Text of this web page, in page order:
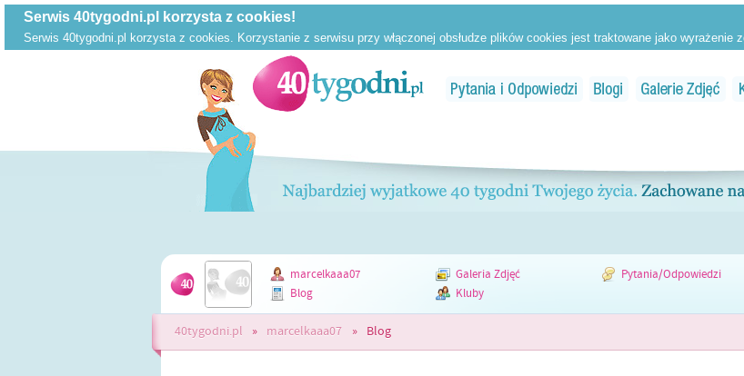
marcelkaaa07 Galeria Zdjęć
Pytania/Odpowiedzi
Blog
Kluby
40tygodni.pl » marcelkaaa07 » Blog